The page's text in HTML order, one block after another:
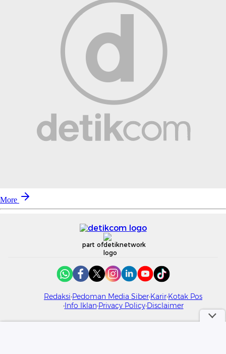
More
part of
Redaksi Pedoman Media Siber Karir Kotak Pos
Info IklanPrivacy PolicyDisclaimer